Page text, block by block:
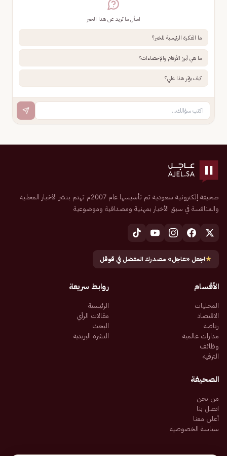
اسأل ما تريد عن هذا الخبر
ما الفكرة الرئيسية للخبر؟
ما هي أبرز الأرقام والإحصاءات؟
كيف يؤثر هذا علي؟
صحيفة إلكترونية سعودية تم تأسيسها عام 2007م تهتم بنشر الأخبار المحلية
والمنافسة في سبق الأخبار بمهنية ومصداقية وموضوعية
★اجعل «عاجل» مصدرك المفضل في قوقل
الأقسام
المحليات
الاقتصاد
رياضة
مدارات عالمية
وظائف
الترفيه
روابط سريعة
الرئيسية
مقالات الرأي
البحث
النشرة البريدية
الصحيفة
من نحن
اتصل بنا
أعلن معنا
سياسة الخصوصية